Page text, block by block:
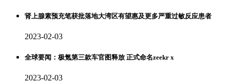
肾上腺素预充笔获批落地大湾区有望惠及更多严重过敏反应患者
2023-02-03
全球要闻：极氪第三款车官图释放 正式命名zeekr x
2023-02-03